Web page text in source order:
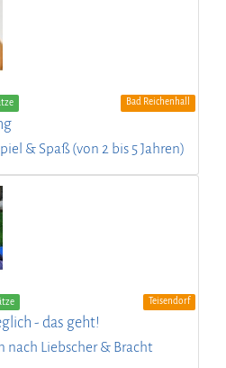
Bad Reichenhall
& Spaß (von 2 bis 5 Jahren)
Teisendorf
- das geht!
nach Liebscher & Bracht